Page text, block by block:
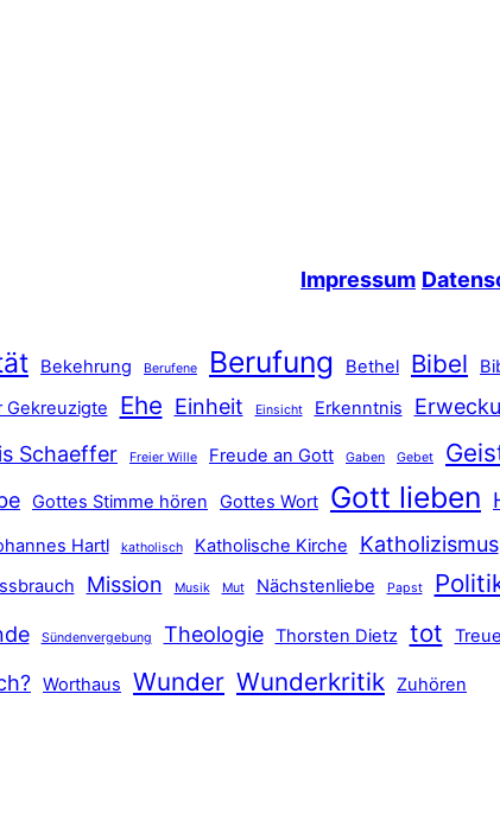
Impressum
Bekehrung Berufene Berufung Bethel Bibel
Gekreuzigte Ehe Einheit Einsicht Erkenntnis
Schaeffer Freier Wille Freude an Gott Gaben Gebet
Gottes Stimme hören Gottes Wort Gott lieben
Hartl katholisch Katholische Kirche Katholizismus
Mission Musik Mut Nächstenliebe Papst
Sündenvergebung Theologie Thorsten Dietz tot Treue
Worthaus Wunder Wunderkritik Zuhören